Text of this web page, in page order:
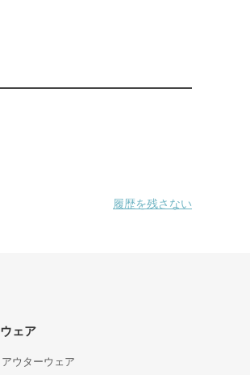
履歴を残さない
ウェア
アウターウェア